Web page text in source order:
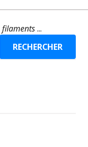
filaments...
RECHERCHER